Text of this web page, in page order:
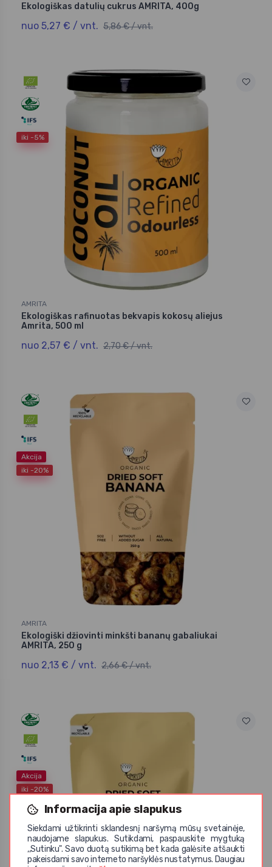
Informacija apie slapukus
Siekdami užtikrinti sklandesnį naršymą mūsų svetainėje,
naudojame slapukus. Sutikdami, paspauskite mygtuką
,,Sutinku". Savo duotą sutikimą bet kada galėsite atšaukti
pakeisdami savo interneto naršyklės nustatymus. Daugiau
Ekologiškas datulių cukrus AMRITA, 400g
nuo 5,27 € / vnt. 5,86 € / vnt.
iki -5%
AMRITA
Ekologiškas rafinuotas bekvapis kokosų aliejus
Amrita, 500 ml
nuo 2,57 € / vnt. 2,70 € / vnt.
Akcija
iki -20%
AMRITA
Ekologiški džiovinti minkšti bananų gabaliukai
AMRITA, 250 g
nuo 2,13 € / vnt. 2,66 € / vnt.
Akcija
iki -20%